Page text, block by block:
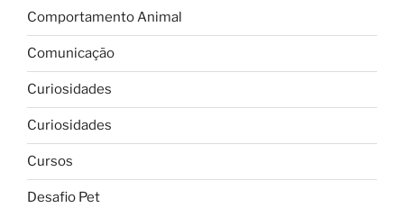
Comportamento Animal
Comunicação
Curiosidades
Curiosidades
Cursos
Desafio Pet